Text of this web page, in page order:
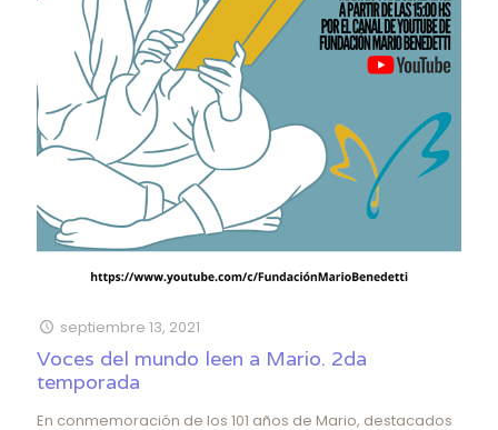
septiembre 13, 2021
Voces del mundo leen a Mario. 2da
temporada
En conmemoración de los 101 años de Mario, destacados